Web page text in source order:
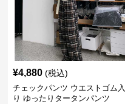
¥4,880 (税込)
チェックパンツ ウエストゴム入
り ゆったりタータンパンツ